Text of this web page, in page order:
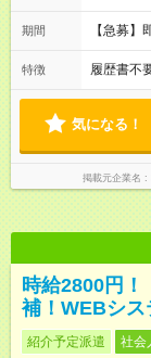
期間 【急募
特徴 履歴書不
気になる！
掲載元企業名
時給2800円！
補！WEBシス
紹介予定派遣 社会